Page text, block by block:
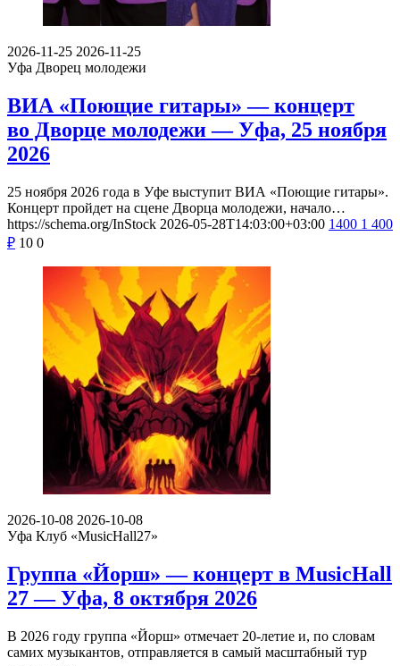
2026-11-25 2026-11-25
Уфа Дворец молодежи
ВИА «Поющие гитары» — концерт
во Дворце молодежи — Уфа, 25 ноября
2026
25 ноября 2026 года в Уфе выступит ВИА «Поющие гитары».
Концерт пройдет на сцене Дворца молодежи, начало…
https://schema.org/InStock 2026-05-28T14:03:00+03:00 1400 1 400
₽ 10 0
2026-10-08 2026-10-08
Уфа Клуб «MusicHall27»
Группа «Йорш» — концерт в MusicHall
27 — Уфа, 8 октября 2026
В 2026 году группа «Йорш» отмечает 20-летие и, по словам
самих музыкантов, отправляется в самый масштабный тур